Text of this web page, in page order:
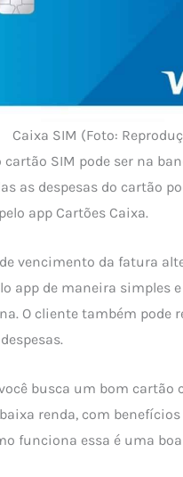
Caixa SIM (Foto:
cartão SIM pode ser na
as despesas do cartão
app Cartões Caixa.
vencimento da fatura
app de maneira simples
O cliente também pode
busca um bom cartão
renda, com
funciona essa é uma